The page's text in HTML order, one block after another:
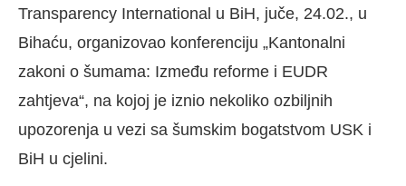
Transparency International u BiH, juče, 24.02., u
Bihaću, organizovao konferenciju „Kantonalni
zakoni o šumama: Između reforme i EUDR
zahtjeva“, na kojoj je iznio nekoliko ozbiljnih
upozorenja u vezi sa šumskim bogatstvom USK i
BiH u cjelini.